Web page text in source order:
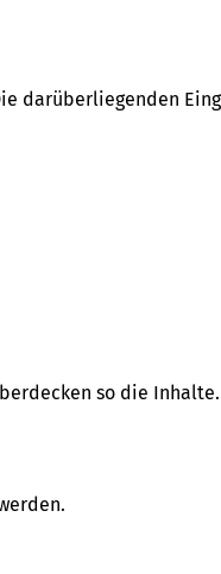
darüberliegenden
so die Inhalte.